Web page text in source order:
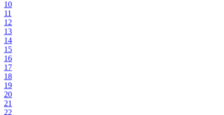
10
11
12
13
14
15
16
17
18
19
20
21
22